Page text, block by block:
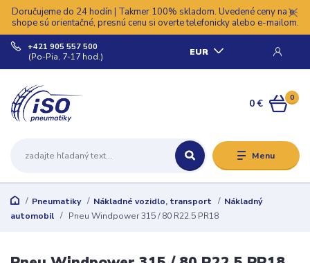
Doručujeme do 24 hodín | Takmer 100% skladom. Uvedené ceny na e-
shope sú orientačné, presnú cenu si overte telefonicky alebo e-mailom.
Menu
EUR
+421 905 557 500
(Po-Pia, 7-17 hod.)
0
0 €
Pneumatiky Nákladné vozidlo, transport
Nákladný
automobil
Pneu Windpower 315 / 80 R22.5 PR18